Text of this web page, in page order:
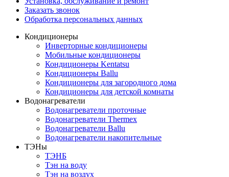
Заказать звонок
Обработка персональных данных
Кондиционеры
Инверторные кондиционеры
Мобильные кондиционеры
Кондиционеры Kentatsu
Кондиционеры Ballu
Кондиционеры для загородного дома
Кондиционеры для детской комнаты
Водонагреватели
Водонагреватели проточные
Водонагреватели Thermex
Водонагреватели Ballu
Водонагреватели накопительные
ТЭНы
ТЭНБ
Тэн на воду
Тэн на воздух